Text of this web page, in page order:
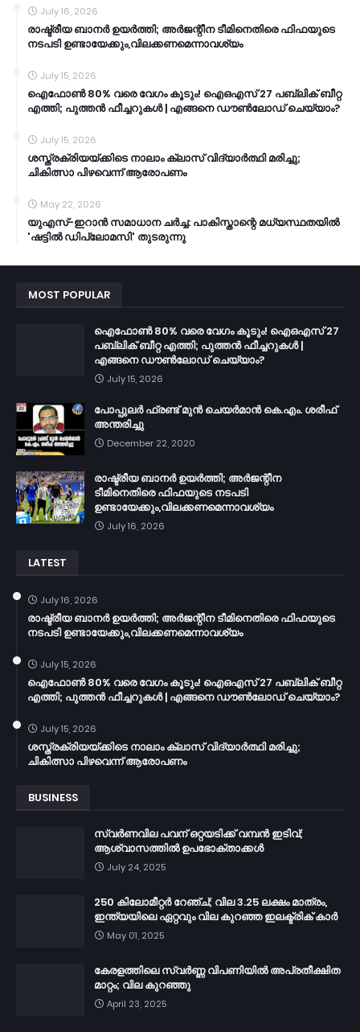
July 16, 2026
രാഷ്ട്രീയ ബാനർ ഉയർത്തി; അർജന്റീന ടീമിനെതിരെ ഫിഫയുടെ
നടപടി ഉണ്ടായേക്കും,വിലക്കണമെന്നാവശ്യം
July 15, 2026
ഐഫോൺ 80% വരെ വേഗം കൂടും! ഐഒഎസ് 27 പബ്ലിക് ബീറ്റ
എത്തി; പുത്തൻ ഫീച്ചറുകൾ | എങ്ങനെ ഡൗൺലോഡ് ചെയ്യാം?
July 15, 2026
ശസ്ത്രക്രിയയ്ക്കിടെ നാലാം ക്ലാസ് വിദ്യാർത്ഥി മരിച്ചു;
ചികിത്സാ പിഴവെന്ന് ആരോപണം
May 22, 2026
യുഎസ്-ഇറാൻ സമാധാന ചർച്ച: പാകിസ്താന്റെ മധ്യസ്ഥതയിൽ
'ഷട്ടിൽ ഡിപ്ലോമസി' തുടരുന്നു
MOST POPULAR
ഐഫോൺ 80% വരെ വേഗം കൂടും! ഐഒഎസ് 27
പബ്ലിക് ബീറ്റ എത്തി; പുത്തൻ ഫീച്ചറുകൾ |
എങ്ങനെ ഡൗൺലോഡ് ചെയ്യാം?
July 15, 2026
പോപ്പുലർ ഫ്രണ്ട്​ മുൻ ചെയർമാൻ കെ.എം. ശരീഫ്​
അന്തരിച്ചു
December 22, 2020
രാഷ്ട്രീയ ബാനർ ഉയർത്തി; അർജന്റീന
ടീമിനെതിരെ ഫിഫയുടെ നടപടി
ഉണ്ടായേക്കും,വിലക്കണമെന്നാവശ്യം
July 16, 2026
LATEST
July 16, 2026
രാഷ്ട്രീയ ബാനർ ഉയർത്തി; അർജന്റീന ടീമിനെതിരെ ഫിഫയുടെ
നടപടി ഉണ്ടായേക്കും,വിലക്കണമെന്നാവശ്യം
July 15, 2026
ഐഫോൺ 80% വരെ വേഗം കൂടും! ഐഒഎസ് 27 പബ്ലിക് ബീറ്റ
എത്തി; പുത്തൻ ഫീച്ചറുകൾ | എങ്ങനെ ഡൗൺലോഡ് ചെയ്യാം?
July 15, 2026
ശസ്ത്രക്രിയയ്ക്കിടെ നാലാം ക്ലാസ് വിദ്യാർത്ഥി മരിച്ചു;
ചികിത്സാ പിഴവെന്ന് ആരോപണം
BUSINESS
സ്വർണവില പവന് ഒറ്റയടിക്ക് വമ്പൻ ഇടിവ്;
ആശ്വാസത്തിൽ ഉപഭോക്താക്കൾ
July 24, 2025
250 കിലോമീറ്റർ റേഞ്ച്; വില 3.25 ലക്ഷം മാത്രം,
ഇന്ത്യയിലെ ഏറ്റവും വില കുറഞ്ഞ ഇലക്ട്രിക് കാർ
May 01, 2025
കേരളത്തിലെ സ്വർണ്ണ വിപണിയിൽ അപ്രതീക്ഷിത
മാറ്റം; വില കുറഞ്ഞു
April 23, 2025